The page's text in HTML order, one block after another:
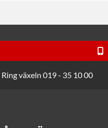
Ring växeln 019 - 35 10 00